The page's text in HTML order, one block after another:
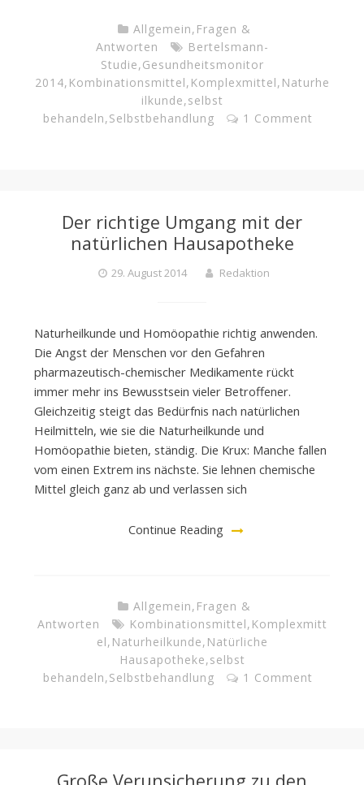
Allgemein, Fragen &
Antworten
Bertelsmann-
Studie,Gesundheitsmonitor
2014, Kombinationsmittel, Komplexmittel, Naturhe
ilkunde,selbst
behandeln,Selbstbehandlung 1 Comment
Der richtige Umgang mit der
natürlichen Hausapotheke
29. August 2014 Redaktion
Naturheilkunde und Homöopathie richtig anwenden.
Die Angst der Menschen vor den Gefahren
pharmazeutisch-chemischer Medikamente rückt
immer mehr ins Bewusstsein vieler Betroffener.
Gleichzeitig steigt das Bedürfnis nach natürlichen
Heilmitteln, wie sie die Naturheilkunde und
Homöopathie bieten, ständig. Die Krux: Manche fallen
vom einen Extrem ins nächste. Sie lehnen chemische
Mittel gleich ganz ab und verlassen sich
Continue Reading
Allgemein, Fragen &
Antworten
Kombinationsmittel, Komplexmitt
el, Naturheilkunde, Natürliche
Hausapotheke,selbst
behandeln,Selbstbehandlung 1 Comment